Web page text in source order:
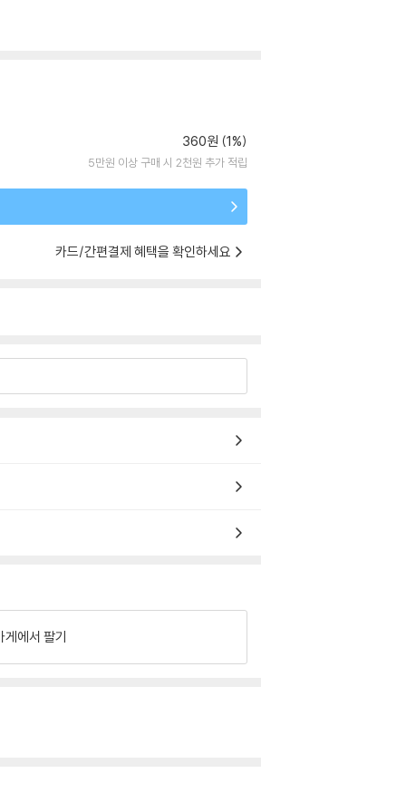
360원 (1%)
5만원 이상 구매 시 2천원 추가 적립
카드/간편결제 혜택을 확인하세요
게에서 팔기